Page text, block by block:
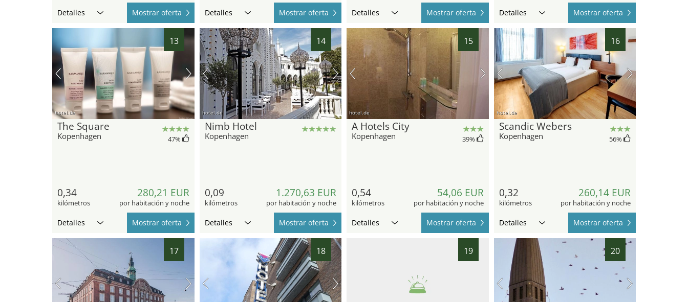
Detalles Mostrar oferta Detalles Mostrar oferta Detalles Mostrar oferta Detalles Mostrar oferta
13
hotel.de
The Square
Kopenhagen 47%
0,34
kilómetros
280,21 EUR
por habitación y noche
Detalles Mostrar oferta
14
hotel.de
Nimb Hotel
Kopenhagen
0,09
kilómetros
1.270,63 EUR
por habitación y noche
Detalles Mostrar oferta
15
hotel.de
A Hotels City
Kopenhagen 39%
0,54
kilómetros
54,06 EUR
por habitación y noche
Detalles Mostrar oferta
16
hotel.de
Scandic Webers
Kopenhagen 56%
0,32
kilómetros
260,14 EUR
por habitación y noche
Detalles Mostrar oferta
17 18 19 20